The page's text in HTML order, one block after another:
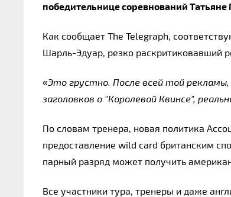
победительнице соревнований
Как сообщает The Telegraph,
Шарль-Эдуар, резко раскритиковавший
«Это грустно. После всей той
заголовков о "Королевой Квинсе",
По словам тренера, новая политика
предоставление wild card британским
парный разряд может получить
Все участники тура, тренеры и даже